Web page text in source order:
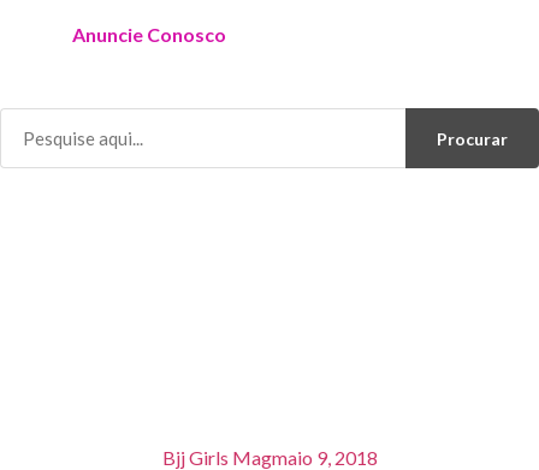
Anuncie Conosco
Procurar
Bjj Girls Magmaio 9, 2018